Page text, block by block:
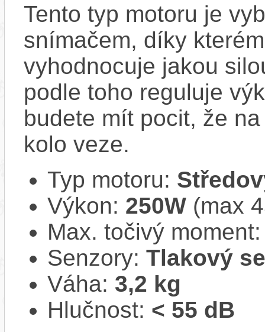
Tento typ motoru je
snímačem, díky
vyhodnocuje jakou
podle toho reguluje
budete mít pocit, že
kolo veze.
Typ motoru:
Výkon: 250W (max
Max. točivý
Senzory: Tlakový
Váha: 3,2 kg
Hlučnost: < 55 dB